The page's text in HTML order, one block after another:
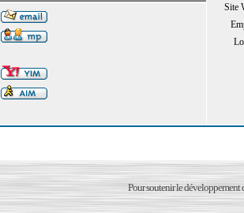
Site
Pour soutenir le développement